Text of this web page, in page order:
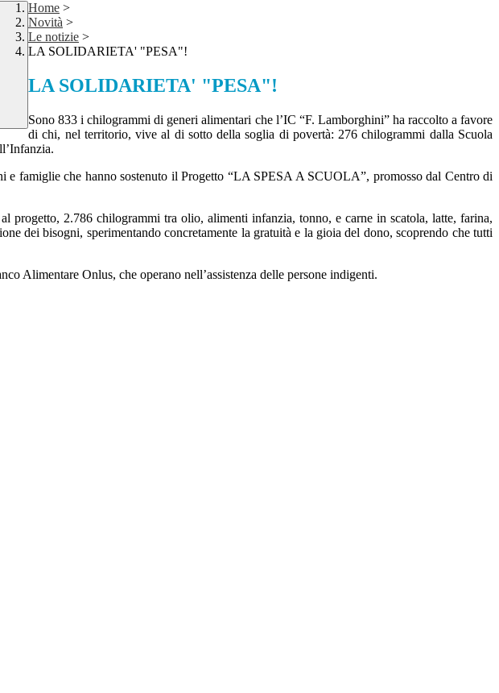
Home >
Novità >
Le notizie >
LA SOLIDARIETA' "PESA"!
LA SOLIDARIETA' "PESA"!
Sono 833 i chilogrammi di generi alimentari che l’IC “F. Lamborghini” ha raccolto a favore
di chi, nel territorio, vive al di sotto della soglia di povertà: 276 chilogrammi dalla Scuola
famiglie che hanno sostenuto il Progetto “LA SPESA A SCUOLA”, promosso dal Centro di
progetto, 2.786 chilogrammi tra olio, alimenti infanzia, tonno, e carne in scatola, latte, farina,
dei bisogni, sperimentando concretamente la gratuità e la gioia del dono, scoprendo che tutti
Alimentare Onlus, che operano nell’assistenza delle persone indigenti.